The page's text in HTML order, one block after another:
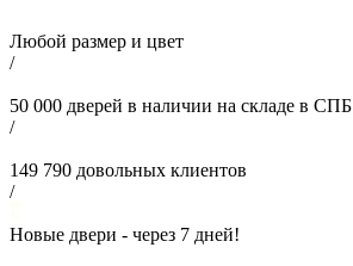
Любой размер и цвет
/
50 000 дверей в наличии на складе в СПБ
/
149 790 довольных клиентов
/
Новые двери - через 7 дней!